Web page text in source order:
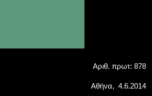
Αριθ. πρωτ: 878
Αθήνα, 4.6.2014